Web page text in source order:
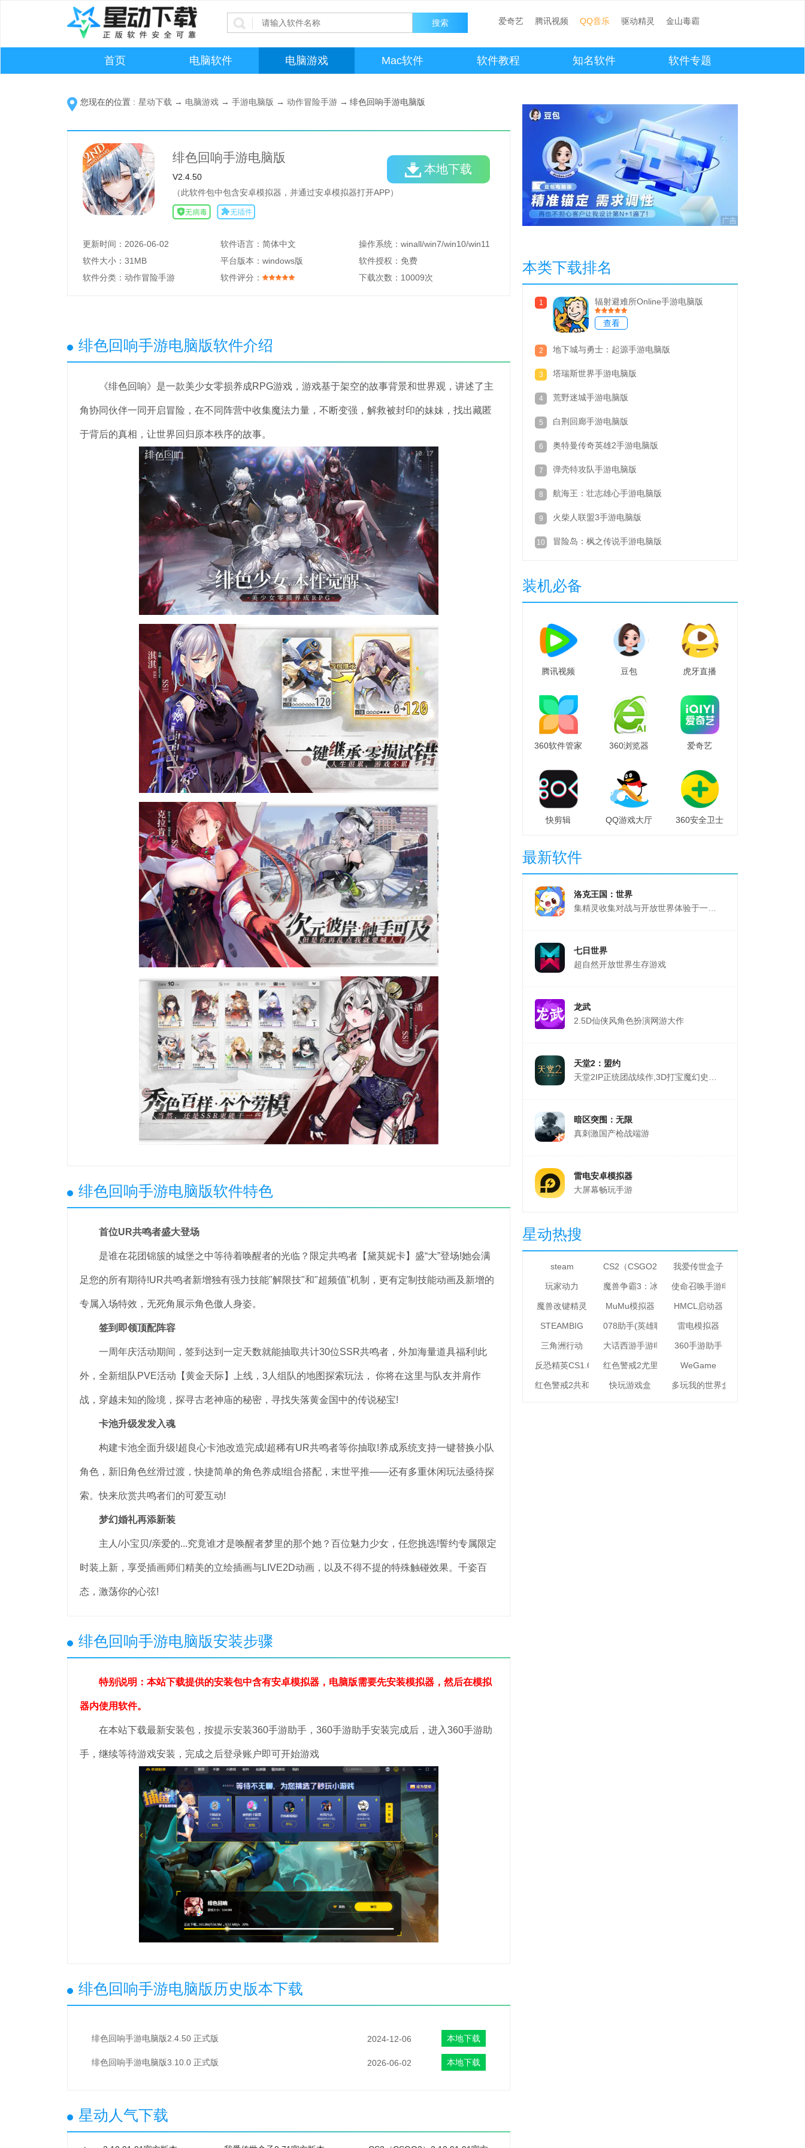
爱奇艺 腾讯视频 QQ音乐 驱动精灵 金山毒霸
首页 电脑软件 电脑游戏 Mac软件 软件教程 知名软件 软件专题
您现在的位置 : 星动下载 → 电脑游戏 → 手游电脑版 → 动作冒险手游 → 绯色回响手游电脑版
绯色回响手游电脑版
V2.4.50
（此软件包中包含安卓模拟器，并通过安卓模拟器打开APP）
本地下载
更新时间： 2026-06-02 软件语言：简体中文 操作系统： winall/win7/win10/win11
软件大小： 31MB 平台版本：windows版 软件授权： 免费
软件分类： 动作冒险手游 软件评分： 下载次数： 10009次
绯色回响手游电脑版软件介绍
《绯色回响》是一款美少女零损养成RPG游戏，游戏基于架空的故事背景和世界观，讲述了主
角协同伙伴一同开启冒险，在不同阵营中收集魔法力量，不断变强，解救被封印的妹妹，找出藏匿
于背后的真相，让世界回归原本秩序的故事。
绯色回响手游电脑版软件特色
首位UR共鸣者盛大登场
是谁在花团锦簇的城堡之中等待着唤醒者的光临？限定共鸣者【黛莫妮卡】盛“大”登场!她会满
足您的所有期待!UR共鸣者新增独有强力技能"解限技"和"超频值"机制，更有定制技能动画及新增的
专属入场特效，无死角展示角色傲人身姿。
签到即领顶配阵容
一周年庆活动期间，签到达到一定天数就能抽取共计30位SSR共鸣者，外加海量道具福利!此
外，全新组队PVE活动【黄金天际】上线，3人组队的地图探索玩法， 你将在这里与队友并肩作
战，穿越未知的险境，探寻古老神庙的秘密，寻找失落黄金国中的传说秘宝!
卡池升级发发入魂
构建卡池全面升级!超良心卡池改造完成!超稀有UR共鸣者等你抽取!养成系统支持一键替换小队
角色，新旧角色丝滑过渡，快捷简单的角色养成!组合搭配，末世平推——还有多重休闲玩法亟待探
索。快来欣赏共鸣者们的可爱互动!
梦幻婚礼再添新装
主人/小宝贝/亲爱的...究竟谁才是唤醒者梦里的那个她？百位魅力少女，任您挑选!誓约专属限定
时装上新，享受插画师们精美的立绘插画与LIVE2D动画，以及不得不提的特殊触碰效果。千姿百
态，激荡你的心弦!
绯色回响手游电脑版安装步骤
特别说明：本站下载提供的安装包中含有安卓模拟器，电脑版需要先安装模拟器，然后在模拟
器内使用软件。
在本站下载最新安装包，按提示安装360手游助手，360手游助手安装完成后，进入360手游助
手，继续等待游戏安装，完成之后登录账户即可开始游戏
绯色回响手游电脑版历史版本下载
绯色回响手游电脑版2.4.50 正式版 2024-12-06 本地下载
绯色回响手游电脑版3.10.0 正式版 2026-06-02 本地下载
星动人气下载
本类下载排名
1 辐射避难所Online手游电脑版
查看
2 地下城与勇士：起源手游电脑版
3 塔瑞斯世界手游电脑版
4 荒野迷城手游电脑版
5 白荆回廊手游电脑版
6 奥特曼传奇英雄2手游电脑版
7 弹壳特攻队手游电脑版
8 航海王：壮志雄心手游电脑版
9 火柴人联盟3手游电脑版
10 冒险岛：枫之传说手游电脑版
装机必备
腾讯视频 豆包 虎牙直播
360软件管家 360浏览器 爱奇艺
快剪辑 QQ游戏大厅 360安全卫士
最新软件
洛克王国：世界
七日世界
超自然开放世界生存游戏
龙武
2.5D仙侠风角色扮演网游大作
天堂2：盟约
暗区突围：无限
真刺激国产枪战端游
雷电安卓模拟器
大屏幕畅玩手游
星动热搜
steam CS2（CSGO2） 我爱传世盒子
玩家动力 魔兽争霸3：冰封王座使命召唤手游电脑版
魔兽改键精灵 MuMu模拟器 HMCL启动器
STEAMBIG 078助手(英雄联盟助手)雷电模拟器
三角洲行动 大话西游手游电脑版360手游助手
反恐精英CS1.6 红色警戒2尤里的复仇WeGame
红色警戒2共和国之辉快玩游戏盒 多玩我的世界盒子